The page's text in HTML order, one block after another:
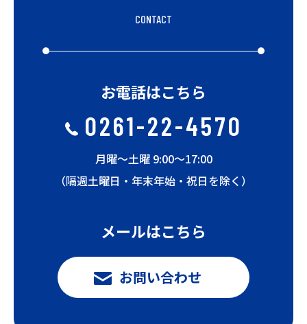
CONTACT
お電話はこちら
0261-22-4570
月曜〜土曜 9:00〜17:00
（隔週土曜日・年末年始・祝日を除く）
メールはこちら
お問い合わせ